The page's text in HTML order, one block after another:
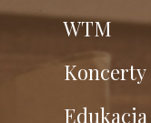
WTM
Koncerty